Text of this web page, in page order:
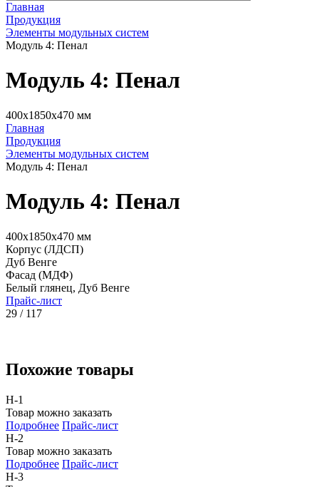
Главная
Продукция
Элементы модульных систем
Модуль 4: Пенал
Модуль 4: Пенал
400x1850x470 мм
Главная
Продукция
Элементы модульных систем
Модуль 4: Пенал
Модуль 4: Пенал
400x1850x470 мм
Корпус (ЛДСП)
Дуб Венге
Фасад (МДФ)
Белый глянец, Дуб Венге
Прайс-лист
29 / 117
Похожие товары
Н-1
Товар можно заказать
Подробнее Прайс-лист
Н-2
Товар можно заказать
Подробнее Прайс-лист
Н-3